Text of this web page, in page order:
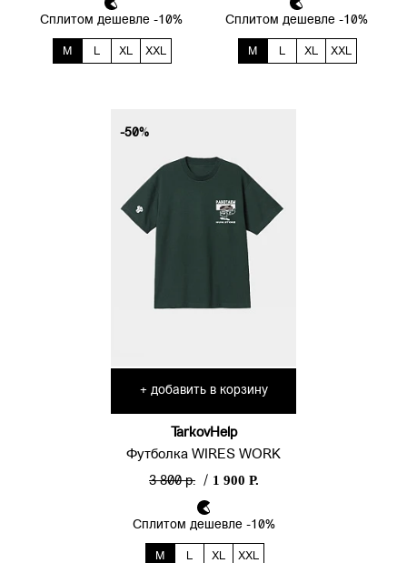
Сплитом дешевле -10%
M L XL XXL
Сплитом дешевле -10%
M L XL XXL
-50%
+ добавить в корзину
TarkovHelp
Футболка WIRES WORK
3 800 р.
/ 1 900 Р.
Сплитом дешевле -10%
M L XL XXL